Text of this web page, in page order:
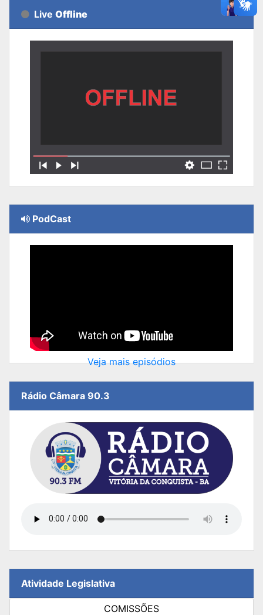
Live Offline
PodCast
Veja mais episódios
Rádio Câmara 90.3
Atividade Legislativa
COMISSÕES